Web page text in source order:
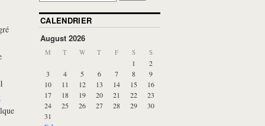
CALENDRIER
August 2026
M T W T F S S
1
2
3
4 5 6 7 8
9
10
11 12 13 14 15
16
17
18 19 20 21 22
23
24
25 26 27 28 29
30
31